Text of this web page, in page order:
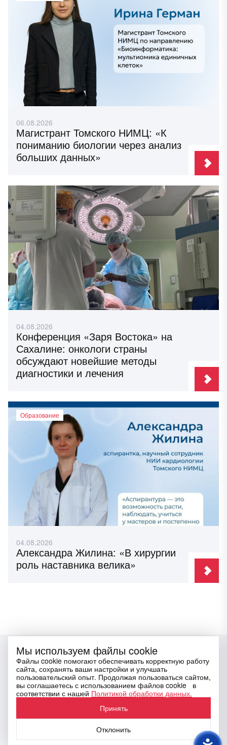
06.08.2026
Магистрант Томского НИМЦ: «К
пониманию биологии через анализ
больших данных»
04.08.2026
Конференция «Заря Востока» на
Сахалине: онкологи страны
обсуждают новейшие методы
диагностики и лечения
Образование
04.08.2026
Александра Жилина: «В хирургии
роль наставника велика»
Email
press@tnimc.ru
Политика по обработке персональных данных
Мы используем файлы cookie
Файлы cookie помогают обеспечивать корректную работу
сайта, сохранять ваши настройки и улучшать
пользовательский опыт. Продолжая пользоваться сайтом,
вы соглашаетесь с использованием файлов cookie в
соответствии с нашей Политикой обработки данных.
Принять
Отклонить